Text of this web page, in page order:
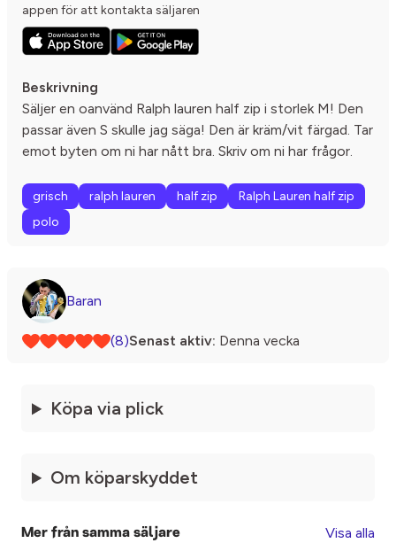
appen för att kontakta säljaren
Beskrivning
Säljer en oanvänd Ralph lauren half zip i storlek M! Den
passar även S skulle jag säga! Den är kräm/vit färgad. Tar
emot byten om ni har nått bra. Skriv om ni har frågor.
grisch ralph lauren half zip
Ralph Lauren half zip
polo
Baran
(8)Senast aktiv: Denna vecka
Köpa via plick
Om köparskyddet
Mer från samma säljare Visa alla